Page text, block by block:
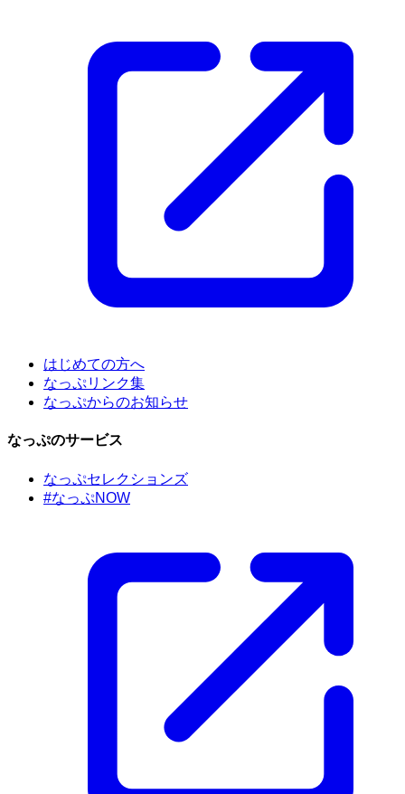
はじめての方へ
なっぷリンク集
なっぷからのお知らせ
なっぷのサービス
なっぷセレクションズ
#なっぷNOW